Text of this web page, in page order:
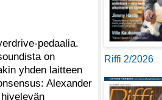
pedaalia.
on
yhden laitteen
Alexander
Riffi 2/2026